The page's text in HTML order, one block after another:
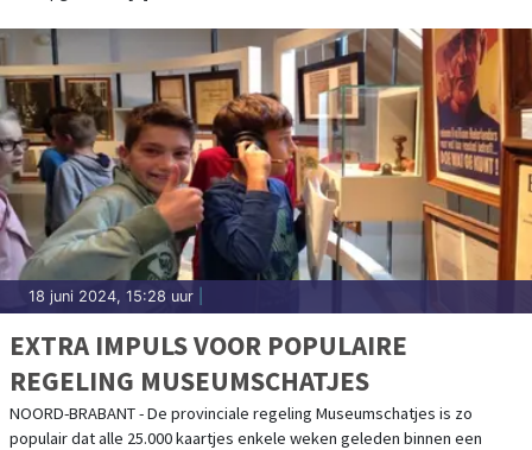
18 juni 2024, 15:28 uur
EXTRA IMPULS VOOR POPULAIRE
REGELING MUSEUMSCHATJES
NOORD-BRABANT - De provinciale regeling Museumschatjes is zo
populair dat alle 25.000 kaartjes enkele weken geleden binnen een